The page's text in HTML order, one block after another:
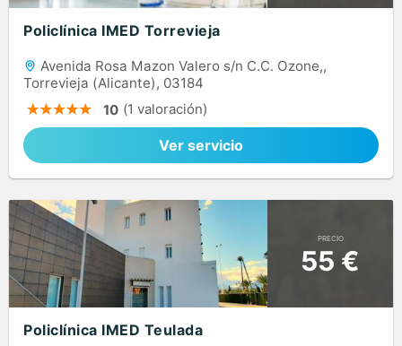
Policlínica IMED Torrevieja
Avenida Rosa Mazon Valero s/n C.C. Ozone,,
Torrevieja (Alicante), 03184
10 (1 valoración)
Ver servicio
PRECIO
55 €
Policlínica IMED Teulada